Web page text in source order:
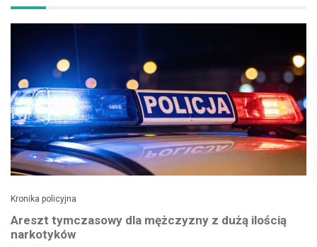
Kronika policyjna
Areszt tymczasowy dla mężczyzny z dużą ilością
narkotyków